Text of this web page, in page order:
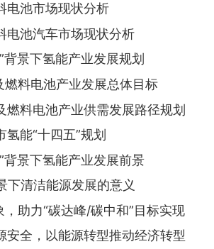
电池市场现状分析
电池汽车市场现状分析
背景下氢能产业发展规划
燃料电池产业发展总体目标
燃料电池产业供需发展路径规划
氢能“十四五”规划
背景下氢能产业发展前景
下清洁能源发展的意义
，助力“碳达峰/碳中和”目标实现
安全，以能源转型推动经济转型